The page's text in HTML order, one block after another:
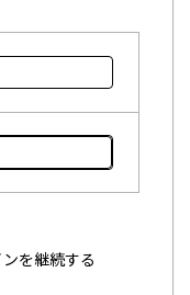
を継続する